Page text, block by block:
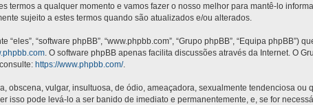
termos a qualquer momento e vamos fazer o nosso melhor para mantê-lo
sujeito a estes termos quando são atualizados e/ou alterados.
“software phpBB”, “www.phpbb.com”, “Grupo phpBB”, “Equipa phpBB”)
. O software phpBB apenas facilita discussões através da Internet. O
https://www.phpbb.com/.
obscena, vulgar, insultuosa, de ódio, ameaçadora, sexualmente tendenciosa
isso pode levá-lo a ser banido de imediato e permanentemente, e, se for